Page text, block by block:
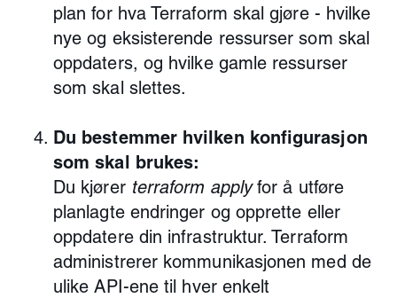
plan for hva Terraform skal gjøre - hvilke
nye og eksisterende ressurser som skal
oppdaters, og hvilke gamle ressurser
som skal slettes.
Du bestemmer hvilken konfigurasjon
som skal brukes:
Du kjører terraform applyfor å utføre
planlagte endringer og opprette eller
oppdatere din infrastruktur. Terraform
administrerer kommunikasjonen med de
ulike API-ene til hver enkelt